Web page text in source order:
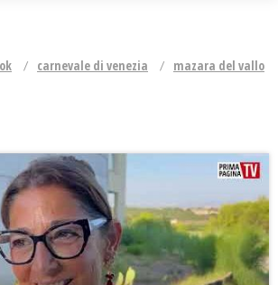
carnevale di venezia
mazara del vallo